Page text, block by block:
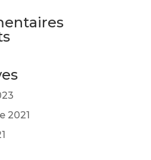
2021